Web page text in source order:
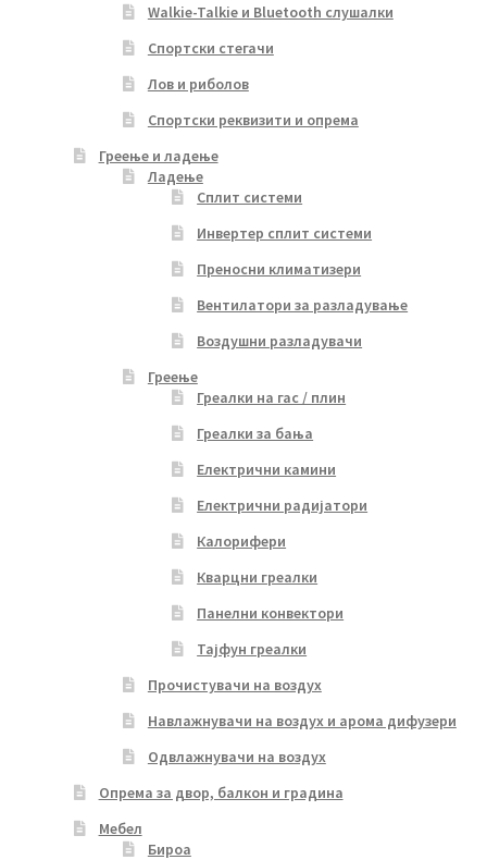
Walkie-Talkie и Bluetooth слушалки
Спортски стегачи
Лов и риболов
Спортски реквизити и опрема
Греење и ладење
Ладење
Сплит системи
Инвертер сплит системи
Преносни климатизери
Вентилатори за разладување
Воздушни разладувачи
Греење
Греалки на гас / плин
Греалки за бања
Електрични камини
Електрични радијатори
Калорифери
Кварцни греалки
Панелни конвектори
Тајфун греалки
Прочистувачи на воздух
Навлажнувачи на воздух и арома дифузери
Одвлажнувачи на воздух
Опрема за двор, балкон и градина
Мебел
Бироа